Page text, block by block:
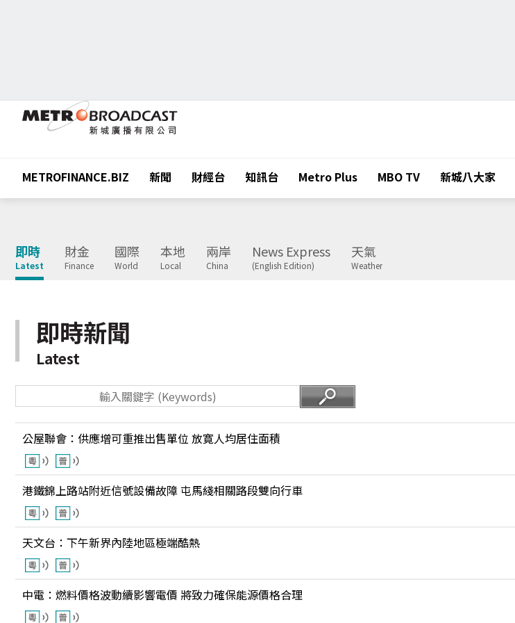
METROFINANCE.BIZ 新聞 財經台 知訊台 Metro Plus MBO TV 新城八大家
即時
Latest
財金
Finance
國際
World
本地
Local
兩岸
China
News Express
(English Edition)
天氣
Weather
即時新聞
Latest
公屋聯會：供應增可重推出售單位 放寛人均居住面積
港鐵錦上路站附近信號設備故障 屯馬綫相關路段雙向行車
天文台：下午新界內陸地區極端酷熱
中電：燃料價格波動續影響電價 將致力確保能源價格合理